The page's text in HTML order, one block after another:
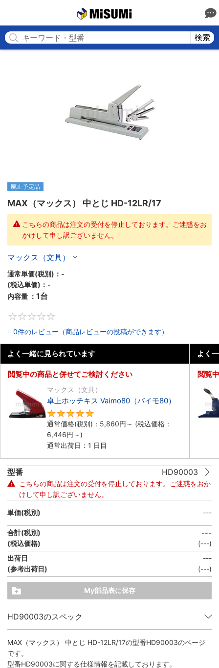
検索
廃止予定品
MAX（マックス） 中とじ HD-12LR/17
こちらの商品は注文の受付を停止しております。ご迷惑をお
かけして申し訳ございません。
マックス（文具）
通常単価(税別)： -
(税込単価)： -
内容量 ： 1台
0件のレビュー（商品レビューの投稿ができます）
よく一緒に見られています
閲覧中の商品と併せてご検討ください
マックス（文具）
卓上ホッチキス Vaimo80（バイモ80）
通常価格(税別)： 5,860円 ～ (税込価格：
6,446円 ～)
通常出荷日：1 日目
よく
閲覧
型番 HD90003
こちらの商品は注文の受付を停止しております。ご迷惑をおか
けして申し訳ございません。
単価(税別) ---
合計(税別)
(税込価格)
---
(---)
出荷日
(参考出荷日)
---
(---)
My部品表に保存
HD90003のスペック
MAX（マックス） 中とじ HD-12LR/17の型番HD90003のページ
です。
型番HD90003に関する仕様情報を記載しております。